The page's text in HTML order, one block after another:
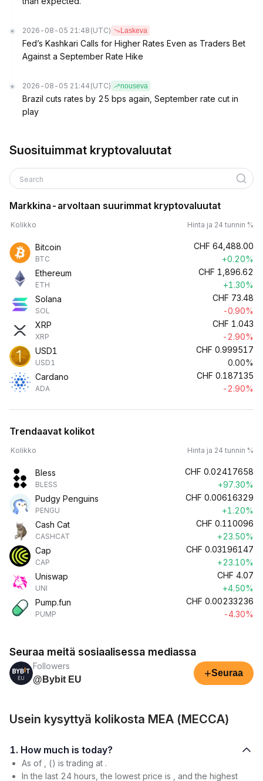
2026-08-05 21:48 (UTC) Laskeva
Fed’s Kashkari Calls for Higher Rates Even as Traders Bet
Against a September Rate Hike
2026-08-05 21:44 (UTC) nouseva
Brazil cuts rates by 25 bps again, September rate cut in
play
Suosituimmat kryptovaluutat
Search
Markkina-arvoltaan suurimmat kryptovaluutat
Kolikko Hinta ja 24 tunnin %
Bitcoin
BTC
CHF 64,488.00
+0.20%
Ethereum
ETH
CHF 1,896.62
+1.30%
Solana
SOL
CHF 73.48
-0.90%
XRP
XRP
CHF 1.043
-2.90%
USD1
USD1
CHF 0.999517
0.00%
Cardano
ADA
CHF 0.187135
-2.90%
Trendaavat kolikot
Kolikko Hinta ja 24 tunnin %
Bless
BLESS
CHF 0.02417658
+97.30%
Pudgy Penguins
PENGU
CHF 0.00616329
+1.20%
Cash Cat
CASHCAT
CHF 0.110096
+23.50%
Cap
CAP
CHF 0.03196147
+23.10%
Uniswap
UNI
CHF 4.07
+4.50%
Pump.fun
PUMP
CHF 0.00233236
-4.30%
Seuraa meitä sosiaalisessa mediassa
Followers
@Bybit EU
+Seuraa
Usein kysyttyä kolikosta MEA (MECCA)
1. How much is today?
As of , () is trading at .
In the last 24 hours, the lowest price is , and the highest